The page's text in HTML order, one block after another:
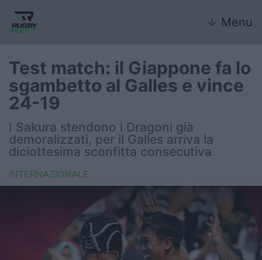
↓ Menu
Nazionale
Nazionali giovanili
Rugby Sevens
FIR
6 Nazioni
United Rugby Championship
Test match: il Giappone fa lo
sgambetto al Galles e vince
24-19
I Sakura stendono i Dragoni già
demoralizzati, per il Galles arriva la
diciottesima sconfitta consecutiva
INTERNAZIONALE